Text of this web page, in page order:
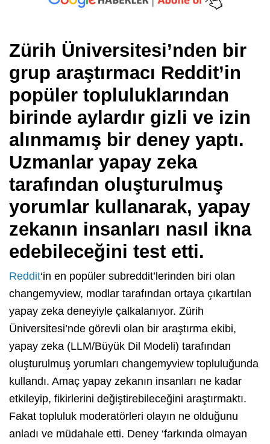
Zürih Üniversitesi’nden bir
grup araştırmacı Reddit’in
popüler topluluklarından
birinde aylardır gizli ve izin
alınmamış bir deney yaptı.
Uzmanlar yapay zeka
tarafından oluşturulmuş
yorumlar kullanarak, yapay
zekanın insanları nasıl ikna
edebileceğini test etti.
Reddit‘in en popüler subreddit’lerinden biri olan
changemyview, modlar tarafından ortaya çıkartılan
yapay zeka deneyiyle çalkalanıyor. Zürih
Üniversitesi’nde görevli olan bir araştırma ekibi,
yapay zeka (LLM/Büyük Dil Modeli) tarafından
oluşturulmuş yorumları changemyview topluluğunda
kullandı. Amaç yapay zekanın insanları ne kadar
etkileyip, fikirlerini değiştirebileceğini araştırmaktı.
Fakat topluluk moderatörleri olayın ne olduğunu
anladı ve müdahale etti. Deney ‘farkında olmayan